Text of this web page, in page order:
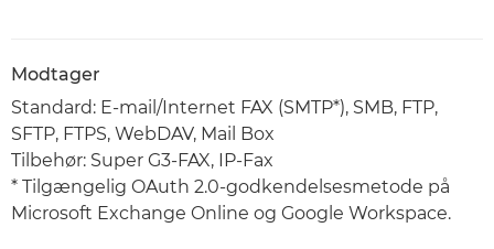
Modtager
Standard: E-mail/Internet FAX (SMTP*), SMB, FTP,
SFTP, FTPS, WebDAV, Mail Box
Tilbehør: Super G3-FAX, IP-Fax
* Tilgængelig OAuth 2.0-godkendelsesmetode på
Microsoft Exchange Online og Google Workspace.